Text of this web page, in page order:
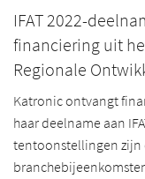
IFAT 2022-
financiering uit
Regionale
Katronic ontvangt
haar deelname aan
tentoonstellingen zijn